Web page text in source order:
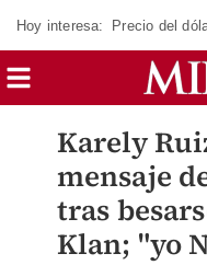
Hoy interesa: Precio del
Karely
mensaje
tras
Klan; "yo